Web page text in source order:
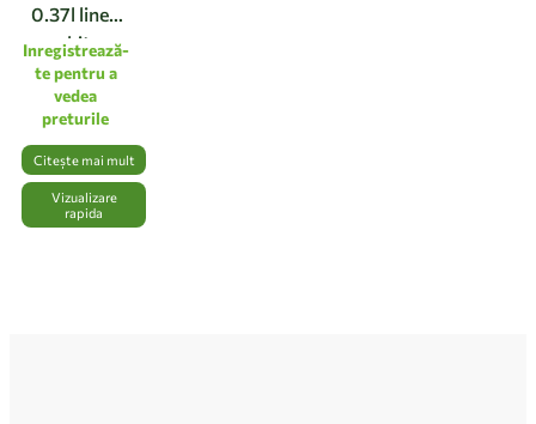
0.37l linen
white
Inregistrează-
te pentru a
vedea
preturile
Citește mai mult
Vizualizare
rapida